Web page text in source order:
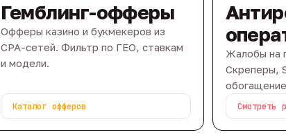
Гемблинг-офферы
Офферы казино и букмекеров из
CPA-сетей. Фильтр по ГЕО, ставкам
и модели.
Каталог офферов
Жалобы на
Скреперы,
Смотреть